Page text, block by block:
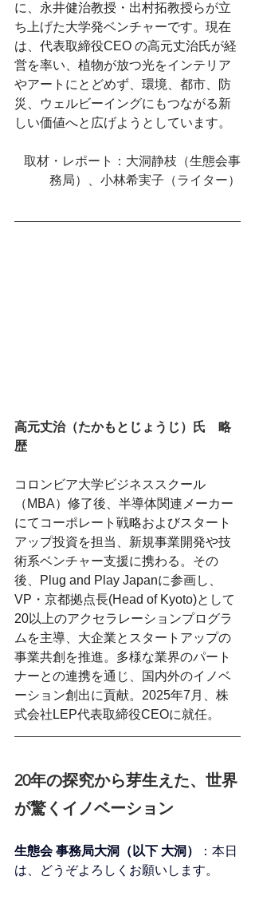
に、永井健治教授・出村拓教授らが立
ち上げた大学発ベンチャーです。現在
は、代表取締役CEO の高元丈治氏が経
営を率い、植物が放つ光をインテリア
やアートにとどめず、環境、都市、防
災、ウェルビーイングにもつながる新
しい価値へと広げようとしています。
取材・レポート：大洞静枝（生態会事
務局）、小林希実子（ライター）
高元丈治（たかもとじょうじ）氏　略
歴
コロンビア大学ビジネススクール
（MBA）修了後、半導体関連メーカー
にてコーポレート戦略およびスタート
アップ投資を担当、新規事業開発や技
術系ベンチャー支援に携わる。その
後、Plug and Play Japanに参画し、
VP・京都拠点長(Head of Kyoto)として
20以上のアクセラレーションプログラ
ムを主導、大企業とスタートアップの
事業共創を推進。多様な業界のパート
ナーとの連携を通じ、国内外のイノベ
ーション創出に貢献。2025年7月、株
式会社LEP代表取締役CEOに就任。
20年の探究から芽生えた、世界
が驚くイノベーション
生態会 事務局大洞（以下 大洞）
：本日
は、どうぞよろしくお願いします。